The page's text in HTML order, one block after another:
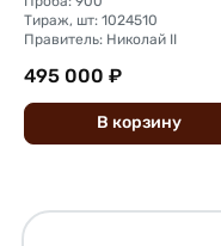
Тираж, шт: 1024510
Правитель: Николай II
495 000 ₽
В корзину